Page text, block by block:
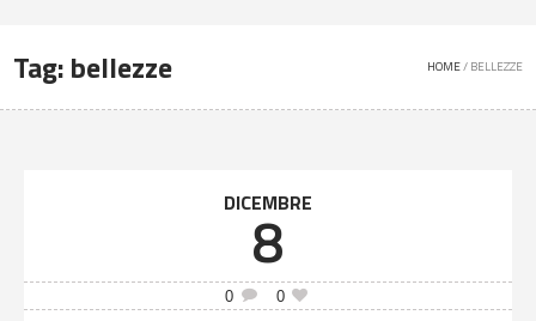
Tag:bellezze HOME/ BELLEZZE
DICEMBRE
8
0 0